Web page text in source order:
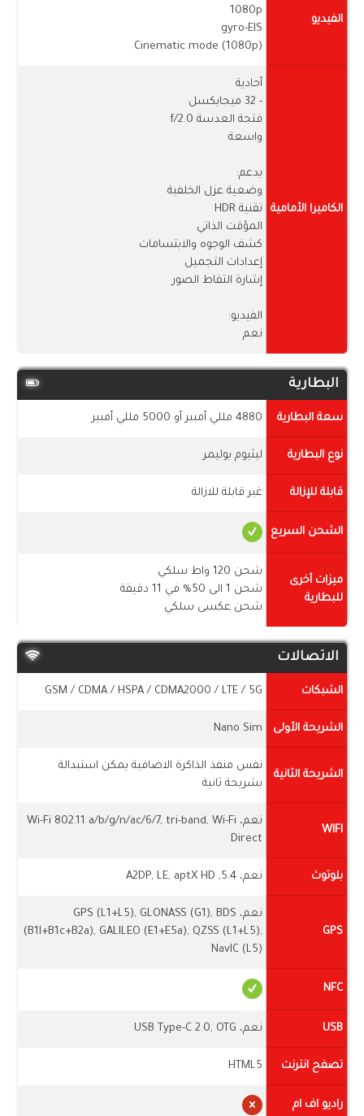
الفيديو
1080p
gyro-EIS
Cinematic mode (1080p)
الكاميرا الأمامية
أحادية
- 32 ميجابكسل
فتحة العدسة f/2.0
واسعة
يدعم:
وضعية عزل الخلفية
تقنية HDR
المؤقت الذاتي
كشف الوجوه والابتسامات
إعدادات التجميل
إشارة التقاط الصور
الفيديو:
نعم
البطارية
سعة البطارية 4880 مللي أمبير أو 5000 مللي أمبير
نوع البطارية ليثيوم بوليمر
قابلة للإزالة غير قابلة للازالة
الشحن السريع
ميزات أخرى
للبطارية
شحن 120 واط سلكي
شحن 1 الى 50% في 11 دقيقة
شحن عكسى سلكي
الاتصالات
الشبكات GSM / CDMA / HSPA / CDMA2000 / LTE / 5G
الشريحة الأولى Nano Sim
الشريحة الثانية
نفس منفذ الذاكرة الاضافية يمكن استبدالة
بشريحة ثانية
WIFI
نعم، Wi-Fi 802.11 a/b/g/n/ac/6/7, tri-band, Wi-Fi
Direct
بلوتوث نعم، 5.4, A2DP, LE, aptX HD
GPS
نعم، GPS (L1+L5), GLONASS (G1), BDS
(B1I+B1c+B2a), GALILEO (E1+E5a), QZSS (L1+L5),
NavIC (L5)
NFC
USB نعم، USB Type-C 2.0, OTG
تصفح انترنت HTML5
راديو اف ام